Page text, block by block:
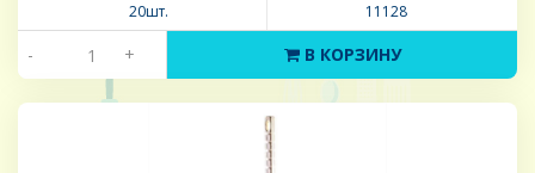
20шт. 11128
- + В КОРЗИНУ